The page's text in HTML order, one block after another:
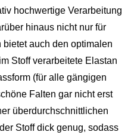
hochwertige Verarbeitung
hinaus nicht nur für
auch den optimalen
Stoff verarbeitete Elastan
(für alle gängigen
Falten gar nicht erst
überdurchschnittlichen
Stoff dick genug, sodass